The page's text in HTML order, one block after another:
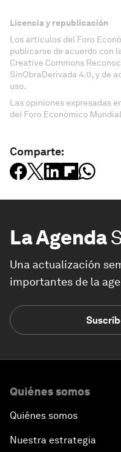
Licencia y republicación
Los artículos del Foro
publicarse de acuerdo con
Creative Commons
SinObraDerivada 4.0, y de
uso.
Las opiniones expresadas
del Foro Económico
Comparte:
La Agenda
Una actualización
importantes de la
Quiénes somos
Quiénes somos
Nuestra estrategia